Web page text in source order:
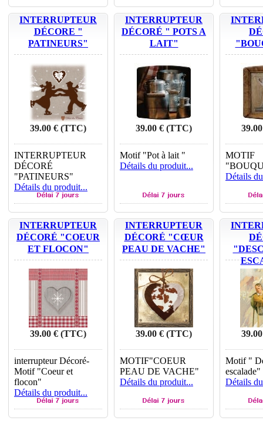
INTERRUPTEUR
DÉCORE "
PATINEURS"
39.00 € (TTC)
INTERRUPTEUR
DÉCORÉ
"PATINEURS"
Détails du produit...
INTERRUPTEUR
DÉCORÉ " POTS A
LAIT"
39.00 € (TTC)
Motif "Pot à lait "
Détails du produit...
MOTIF
Détails
INTERRUPTEUR
DÉCORÉ "COEUR
ET FLOCON"
39.00 € (TTC)
interrupteur Décoré-
Motif "Coeur et
flocon"
Détails du produit...
INTERRUPTEUR
DÉCORÉ "CŒUR
PEAU DE VACHE"
39.00 € (TTC)
MOTIF"COEUR
PEAU DE VACHE"
Détails du produit...
Motif "
escalade"
Détails